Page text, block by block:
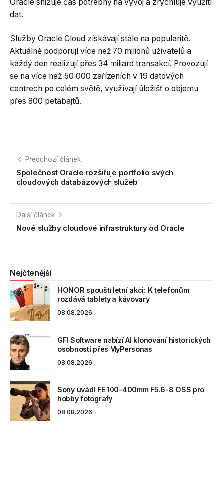
Oracle snižuje čas potřebný na vývoj a zrychluje využití
dat.
Služby Oracle Cloud získávají stále na popularitě.
Aktuálně podporují více než 70 milionů uživatelů a
každý den realizují přes 34 miliard transakcí. Provozují
se na více než 50 000 zařízeních v 19 datových
centrech po celém světě, využívají úložišť o objemu
přes 800 petabajtů.
Předchozí článek
Společnost Oracle rozšiřuje portfolio svých
cloudových databázových služeb
Další článek
Nové služby cloudové infrastruktury od Oracle
Nejčtenější
HONOR spouští letní akci: K telefonům
rozdává tablety a kávovary
08.08.2026
GFI Software nabízí AI klonování historických
osobností přes MyPersonas
08.08.2026
Sony uvádí FE 100-400mm F5.6-8 OSS pro
hobby fotografy
08.08.2026